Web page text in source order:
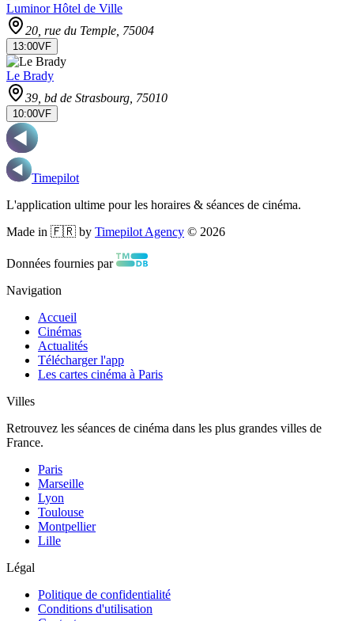
Luminor Hôtel de Ville
20, rue du Temple , 75004
13:00VF
Le Brady
39, bd de Strasbourg , 75010
10:00VF
Timepilot
L'application ultime pour les horaires & séances de cinéma.
Made in 🇫🇷 by Timepilot Agency © 2026
Données fournies par
Navigation
Accueil
Cinémas
Actualités
Télécharger l'app
Les cartes cinéma à Paris
Villes
Retrouvez les séances de cinéma dans les plus grandes villes de
France.
Paris
Marseille
Lyon
Toulouse
Montpellier
Lille
Légal
Politique de confidentialité
Conditions d'utilisation